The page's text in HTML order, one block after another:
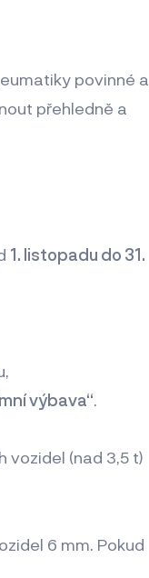
povinné a
přehledně a
1. listopadu do 31.
výbava“.
vozidel (nad 3,5 t)
6 mm. Pokud